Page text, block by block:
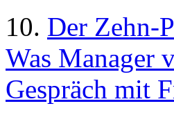
10. Der Zehn-
Was Manager
Gespräch mit